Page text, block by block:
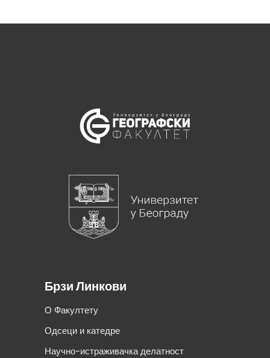
Брзи Линкови
О Факултету
Одсеци и катедре
Научно-истраживачка делатност